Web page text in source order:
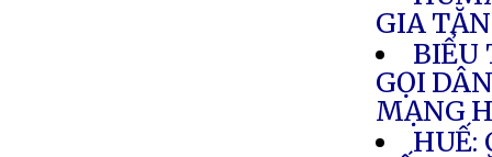
GIA
BIỂU
GỌI
MẠNG
HUẾ: